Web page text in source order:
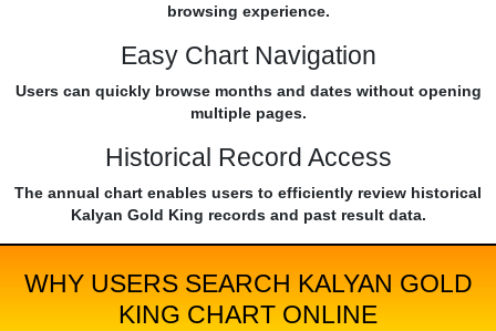
browsing experience.
Easy Chart Navigation
Users can quickly browse months and dates without opening
multiple pages.
Historical Record Access
The annual chart enables users to efficiently review historical
Kalyan Gold King records and past result data.
WHY USERS SEARCH KALYAN GOLD
KING CHART ONLINE